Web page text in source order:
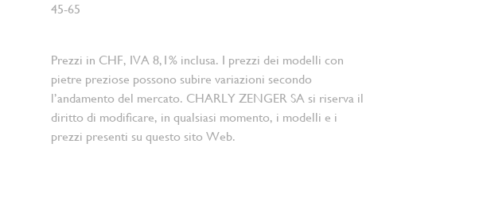
45-65
Prezzi in CHF, IVA 8,1% inclusa. I prezzi dei modelli con
pietre preziose possono subire variazioni secondo
l’andamento del mercato. CHARLY ZENGER SA si riserva il
diritto di modificare, in qualsiasi momento, i modelli e i
prezzi presenti su questo sito Web.